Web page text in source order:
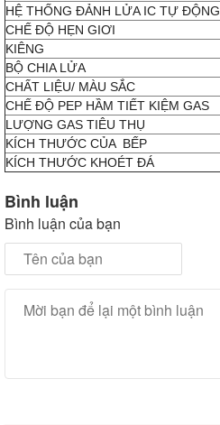
HỆ THỐNG ĐẢNH LỬA IC TỰ ĐỘNG
CHẾ ĐỘ HẸN GIƠI
KIÊNG
BỘ CHIA LỬA
CHẤT LIỆU/ MÀU SẮC
CHẾ ĐỘ PEP HẦM TIẾT KIỆM GAS
LƯỢNG GAS TIÊU THỤ
KÍCH THƯỚC CỦA BẾP
KÍCH THƯỚC KHOÉT ĐÁ
Bình luận
Bình luận của bạn